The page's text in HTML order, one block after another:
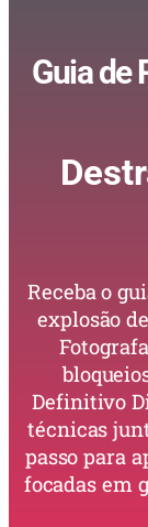
Guia de
Receba o
explosão
Definitivo
técnicas
passo para
focadas em